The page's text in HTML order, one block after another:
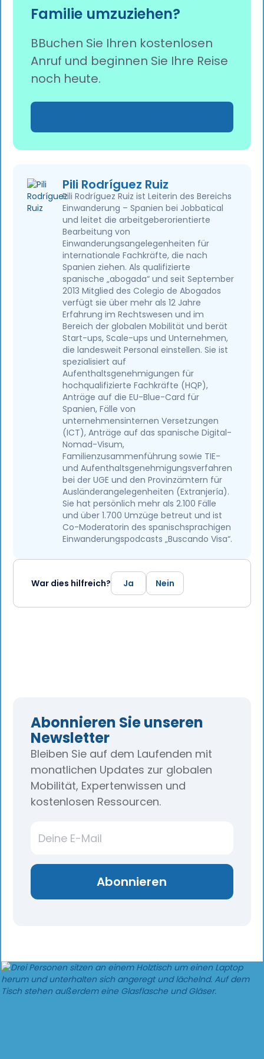
von nur drei Wochen eine Wohnung zu finden.
Familie umzuziehen?
BBuchen Sie Ihren kostenlosen
Anruf und beginnen Sie Ihre Reise
noch heute.
Pili Rodríguez Ruiz
Pili Rodríguez Ruiz ist Leiterin des Bereichs
Einwanderung – Spanien bei Jobbatical
und leitet die arbeitgeberorientierte
Bearbeitung von
Einwanderungsangelegenheiten für
internationale Fachkräfte, die nach
Spanien ziehen. Als qualifizierte
spanische „abogada“ und seit September
2013 Mitglied des Colegio de Abogados
verfügt sie über mehr als 12 Jahre
Erfahrung im Rechtswesen und im
Bereich der globalen Mobilität und berät
Start-ups, Scale-ups und Unternehmen,
die landesweit Personal einstellen. Sie ist
spezialisiert auf
Aufenthaltsgenehmigungen für
hochqualifizierte Fachkräfte (HQP),
Anträge auf die EU-Blue-Card für
Spanien, Fälle von
unternehmensinternen Versetzungen
(ICT), Anträge auf das spanische Digital-
Nomad-Visum,
Familienzusammenführung sowie TIE-
und Aufenthaltsgenehmigungsverfahren
bei der UGE und den Provinzämtern für
Ausländerangelegenheiten (Extranjería).
Sie hat persönlich mehr als 2.100 Fälle
und über 1.700 Umzüge betreut und ist
Co-Moderatorin des spanischsprachigen
Einwanderungspodcasts „Buscando Visa“.
War dies hilfreich? Ja Nein
Abonnieren Sie unseren
Newsletter
Bleiben Sie auf dem Laufenden mit
monatlichen Updates zur globalen
Mobilität, Expertenwissen und
kostenlosen Ressourcen.